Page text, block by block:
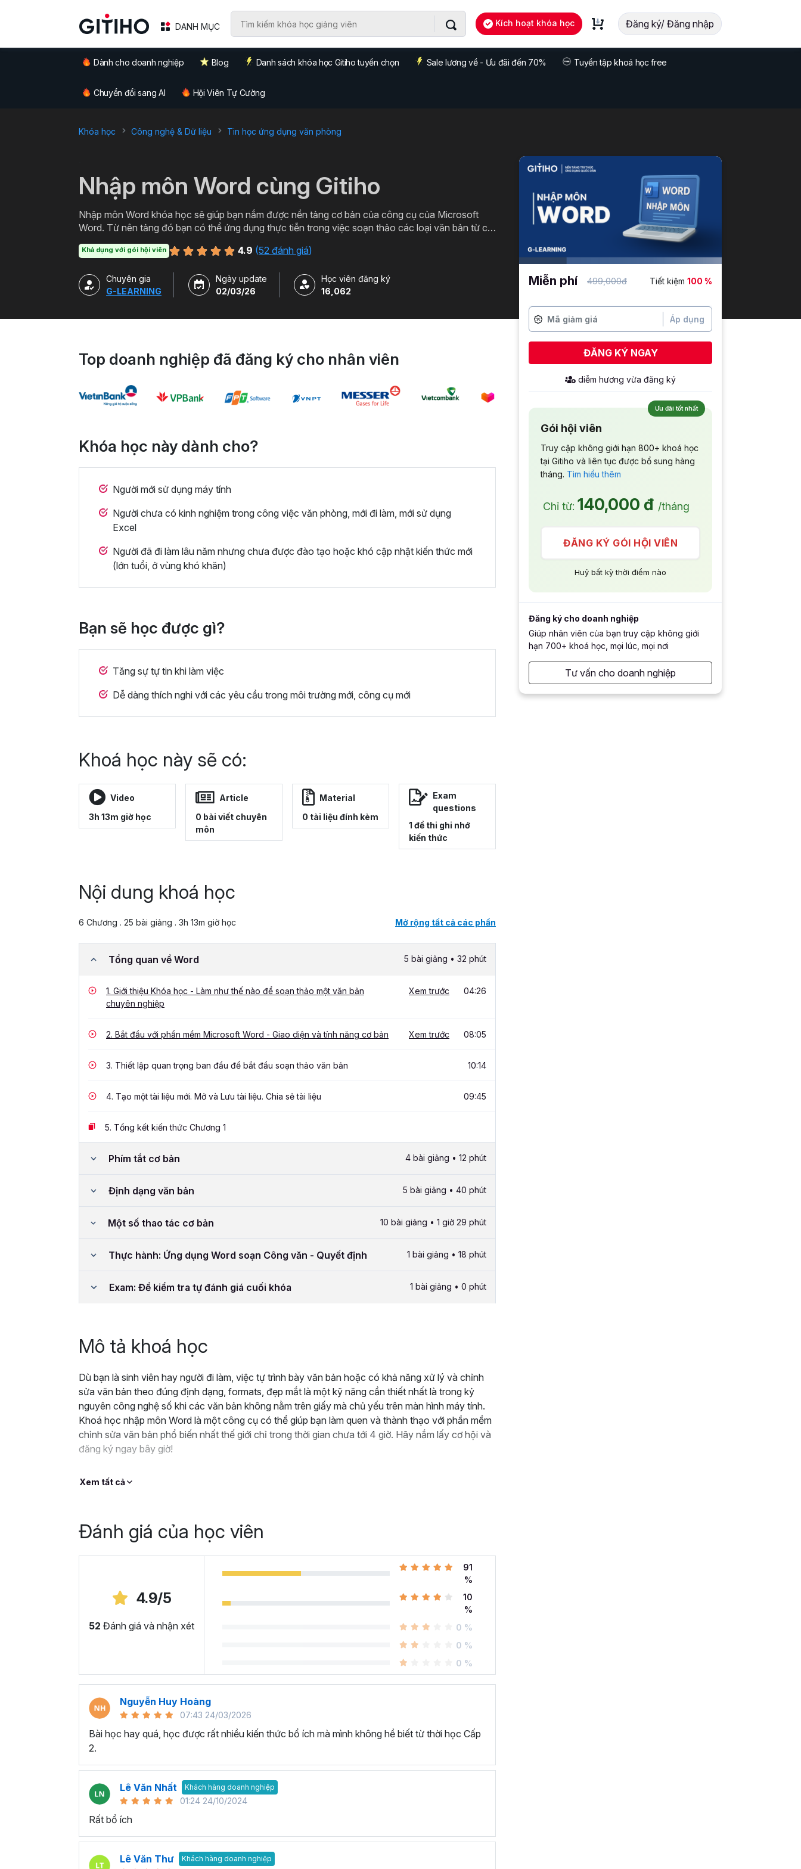
DANH MỤC Kích hoạt khóa học Đăng ký/ Đăng nhập
Dành cho doanh nghiệp Blog Danh sách khóa học Gitiho tuyển chọn Sale lương về - Ưu đãi đến 70% Tuyển tập khoá học free
Chuyển đổi sang AI Hội Viên Tự Cường
Khóa học Công nghệ & Dữ liệu Tin học ứng dụng văn phòng
Nhập môn Word cùng Gitiho
Nhập môn Word khóa học sẽ giúp bạn nắm được nền tảng cơ bản của công cụ của Microsoft
Word. Từ nên tảng đó bạn có thể ứng dụng thực tiễn trong việc soạn thảo các loại văn bản từ cơ
Word miễn phí cùng Gitiho ngay hôm nay nào.
Khả dụng với gói hội viên 4.9 (52 đánh giá)
Chuyên gia
G-LEARNING
Ngày update
02/03/26
Học viên đăng ký
16,062
Top doanh nghiệp đã đăng ký cho nhân viên
Khóa học này dành cho?
Người mới sử dụng máy tính
Người chưa có kinh nghiệm trong công việc văn phòng, mới đi làm, mới sử dụng
Excel
Người đã đi làm lâu năm nhưng chưa được đào tạo hoặc khó cập nhật kiến thức mới
(lớn tuổi, ở vùng khó khăn)
Bạn sẽ học được gì?
Tăng sự tự tin khi làm việc
Dễ dàng thích nghi với các yêu cầu trong môi trường mới, công cụ mới
Khoá học này sẽ có:
Video
3h 13m giờ học
Article
0 bài viết chuyên
môn
Material
0 tài liệu đính kèm
Exam
questions
1 đề thi ghi nhớ
kiến thức
Nội dung khoá học
6 Chương . 25 bài giảng . 3h 13m giờ học Mở rộng tất cả các phần
Tổng quan về Word 5 bài giảng • 32 phút
1. Giới thiệu Khóa học - Làm như thế nào để soạn thảo một văn bản
chuyên nghiệp
Xem trước 04:26
2. Bắt đầu với phần mềm Microsoft Word - Giao diện và tính năng cơ bản Xem trước 08:05
3. Thiết lập quan trọng ban đầu để bắt đầu soạn thảo văn bản 10:14
4. Tạo một tài liệu mới. Mở và Lưu tài liệu. Chia sẻ tài liệu 09:45
5. Tổng kết kiến thức Chương 1
Phím tắt cơ bản 4 bài giảng • 12 phút
Định dạng văn bản 5 bài giảng • 40 phút
Một số thao tác cơ bản 10 bài giảng • 1 giờ 29 phút
Thực hành: Ứng dụng Word soạn Công văn - Quyết định 1 bài giảng • 18 phút
Exam: Đề kiểm tra tự đánh giá cuối khóa 1 bài giảng • 0 phút
Mô tả khoá học
Dù bạn là sinh viên hay người đi làm, việc tự trình bày văn bản hoặc có khả năng xử lý và chỉnh
sửa văn bản theo đúng định dạng, formats, đẹp mắt là một kỹ năng cần thiết nhất là trong kỷ
nguyên công nghệ số khi các văn bản không nằm trên giấy mà chủ yếu trên màn hình máy tính.
Khoá học nhập môn Word là một công cụ có thể giúp bạn làm quen và thành thạo với phần mềm
chỉnh sửa văn bản phổ biến nhất thế giới chỉ trong thời gian chưa tới 4 giờ. Hãy nắm lấy cơ hội và
đăng ký ngay bây giờ!
Xem tất cả
Đánh giá của học viên
4.9/5
52 Đánh giá và nhận xét
91
%
10
%
0 %
0 %
0 %
Nguyễn Huy Hoàng
07:43 24/03/2026
Bài học hay quá, học được rất nhiều kiến thức bổ ích mà mình không hề biết từ thời học Cấp
2.
Lê Văn Nhất Khách hàng doanh nghiệp
01:24 24/10/2024
Rất bổ ích
Lê Văn Thư Khách hàng doanh nghiệp
Miễn phí 499,000đ Tiết kiệm 100 %
Áp dụng
ĐĂNG KÝ NGAY
Ưu đãi tốt nhất
Gói hội viên
Truy cập không giới hạn 800+ khoá học
tại Gitiho và liên tục được bổ sung hàng
tháng. Tìm hiểu thêm
Chỉ từ: 140,000 đ /tháng
ĐĂNG KÝ GÓI HỘI VIÊN
Huỷ bất kỳ thời điểm nào
Đăng ký cho doanh nghiệp
Giúp nhân viên của bạn truy cập không giới
hạn 700+ khoá học, mọi lúc, mọi nơi
Tư vấn cho doanh nghiệp